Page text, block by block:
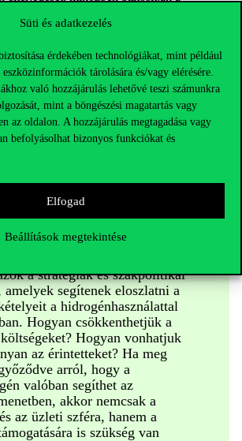
Süti és adatkezelés
érdekében technológiákat, mint például
tárolására és/vagy elérésére.
való hozzájárulás lehetővé teszi számunkra
mint a böngészési magatartás vagy
az oldalon. A hozzájárulás megtagadása vagy
befolyásolhat bizonyos funkciókat és
Elfogad
Beállítások megtekintése
a társadalmi befogadást és az
mindenki.
zöldhidrogén alkalmazásában, mondván,
és nem is annyira környezetbarát.
ezt a kutatást, mert
megismerni a nyilvánosság
is. Magyarország például
támaszkodik a
kormányzati támogatást is
a stratégiák és szakpolitikai
amelyek segítenek eloszlatni a
a hidrogénhasználattal
Hogyan csökkenthetjük a
Hogyan vonhatjuk
az érintetteket? Ha meg
arról, hogy a
valóban segíthet az
akkor nemcsak a
az üzleti szféra, hanem a
is szükség van